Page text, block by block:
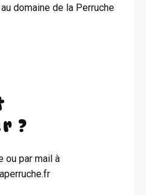
domaine de la Perruche
?
ou par mail à